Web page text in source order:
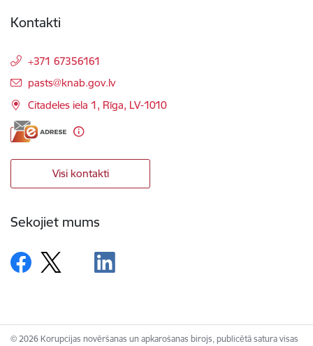
Kontakti
+371 67356161
E-pasts:
pasts@knab.gov.lv
Citadeles iela 1, Rīga, LV-1010
Visi kontakti
Sekojiet mums
© 2026 Korupcijas novēršanas un apkarošanas birojs, publicētā satura visas